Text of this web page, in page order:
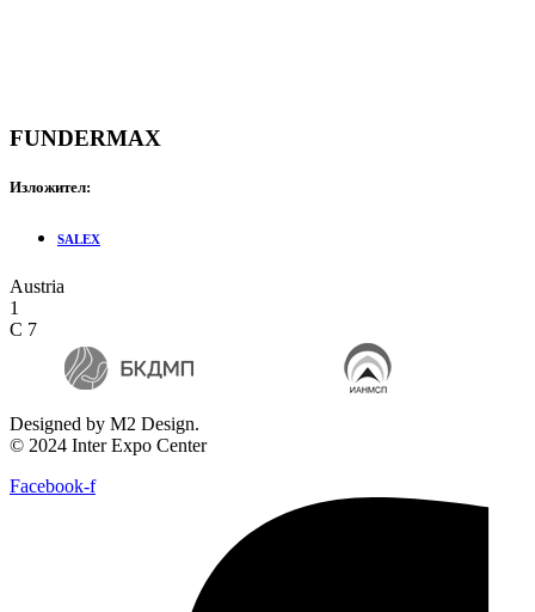
FUNDERMAX
Изложител:
SALEX
Austria
1
C 7
Designed by M2 Design.
© 2024 Inter Expo Center
Facebook-f